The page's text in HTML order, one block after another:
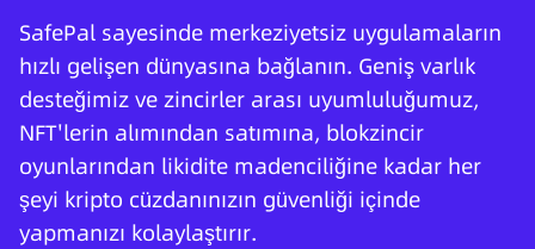
SafePal sayesinde merkeziyetsiz uygulamaların
hızlı gelişen dünyasına bağlanın. Geniş varlık
desteğimiz ve zincirler arası uyumluluğumuz,
NFT'lerin alımından satımına, blokzincir
oyunlarından likidite madenciliğine kadar her
şeyi kripto cüzdanınızın güvenliği içinde
yapmanızı kolaylaştırır.